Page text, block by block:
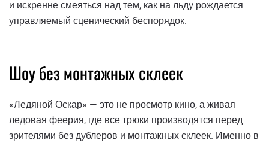
и искренне смеяться над тем, как на льду рождается
управляемый сценический беспорядок.
Шоу без монтажных склеек
«Ледяной Оскар» — это не просмотр кино, а живая
ледовая феерия, где все трюки производятся перед
зрителями без дублеров и монтажных склеек. Именно в